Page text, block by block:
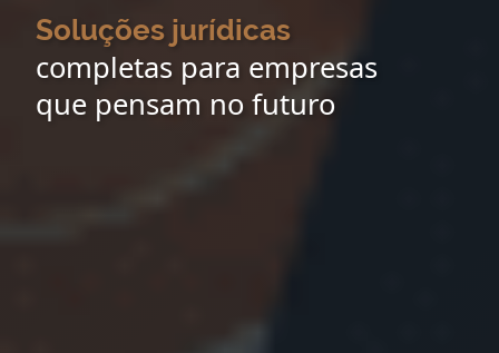
Soluções jurídicas
completas para empresas
que pensam no futuro